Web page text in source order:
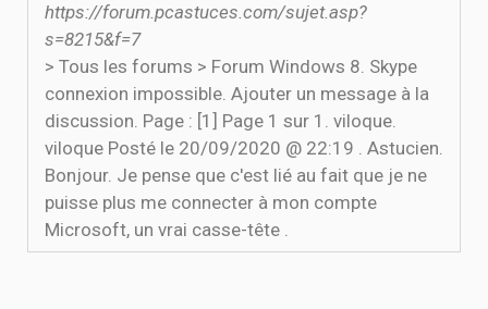
https://forum.pcastuces.com/sujet.asp?
s=8215&f=7
> Tous les forums > Forum Windows 8. Skype
connexion impossible. Ajouter un message à la
discussion. Page : [1] Page 1 sur 1. viloque.
viloque Posté le 20/09/2020 @ 22:19 . Astucien.
Bonjour. Je pense que c'est lié au fait que je ne
puisse plus me connecter à mon compte
Microsoft, un vrai casse-tête .